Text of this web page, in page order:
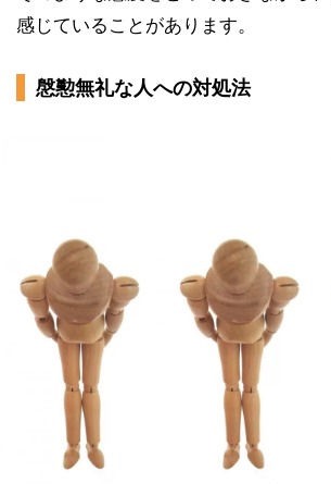
感じていることがあります。
慇懃無礼な人への対処法